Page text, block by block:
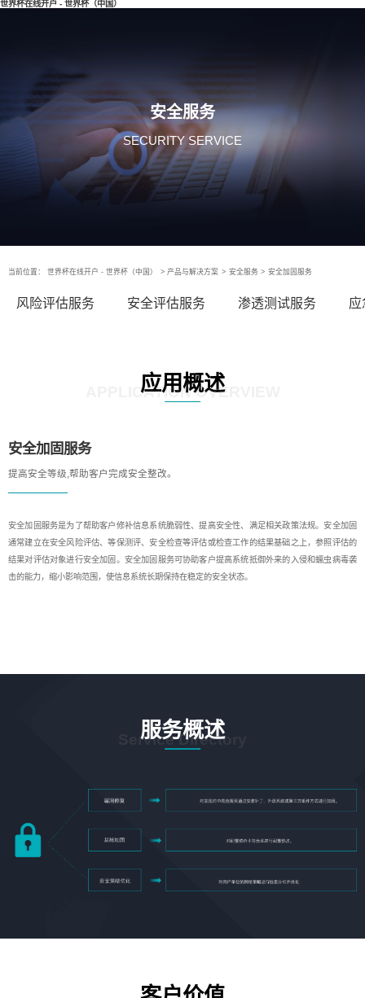
世界杯在线开户 - 世界杯（中国）
安全服务
SECURITY SERVICE
当前位置： 世界杯在线开户 - 世界杯（中国） > 产品与解决方案 > 安全服务 > 安全加固服务
风险评估服务 安全评估服务 渗透测试服务 应
应用概述
APPLICATION OVERVIEW
安全加固服务
提高安全等级,帮助客户完成安全整改。
安全加固服务是为了帮助客户修补信息系统脆弱性、提高安全性、满足相关政策法规。安全加固
通常建立在安全风险评估、等保测评、安全检查等评估或检查工作的结果基础之上，参照评估的
结果对评估对象进行安全加固。安全加固服务可协助客户提高系统抵御外来的入侵和蠕虫病毒袭
击的能力，缩小影响范围，使信息系统长期保持在稳定的安全状态。
服务概述
Service Directory